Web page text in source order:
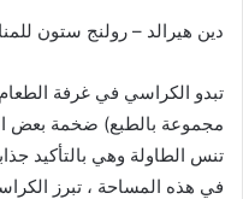
دين هيرالد – رولنج ستون
تبدو الكراسي في غرفة
مجموعة بالطبع) ضخمة بعض
تنس الطاولة وهي بالتأكيد
في هذه المساحة ، تبرز